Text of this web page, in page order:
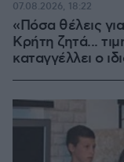
«Πόσα θέλεις
Κρήτη ζητά...
καταγγέλλει ο
07.08.2026, 18:22